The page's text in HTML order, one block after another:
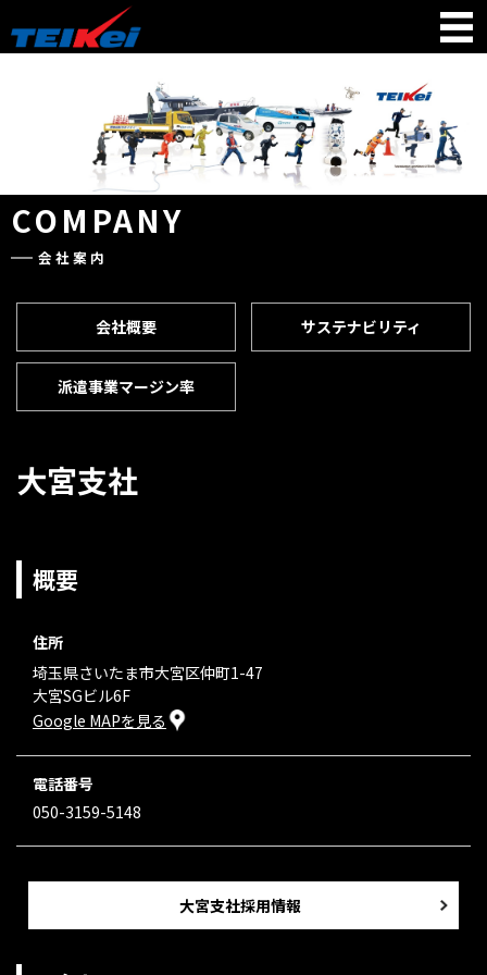
COMPANY
会社案内
会社概要 サステナビリティ
派遣事業マージン率
大宮支社
概要
住所
埼玉県さいたま市大宮区仲町1-47
大宮SGビル6F
Google MAPを見る
電話番号
050-3159-5148
大宮支社採用情報